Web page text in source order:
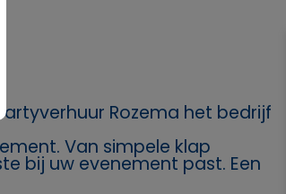
Rozema het bedrijf
Van simpele klap
bij uw evenement past. Een